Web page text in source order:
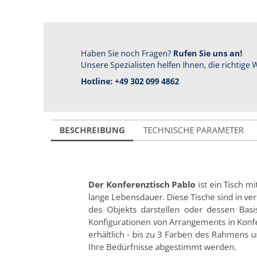
Haben Sie noch Fragen? Rufen Sie uns an!
Unsere Spezialisten helfen Ihnen, die richtige
Hotline: +49 302 099 4862
BESCHREIBUNG TECHNISCHE PARAMETER
Der Konferenztisch Pablo ist ein Tisch
lange Lebensdauer. Diese Tische sind in
des Objekts darstellen oder dessen
Konfigurationen von Arrangements in
erhältlich - bis zu 3 Farben des Rahmens
Ihre Bedürfnisse abgestimmt werden.